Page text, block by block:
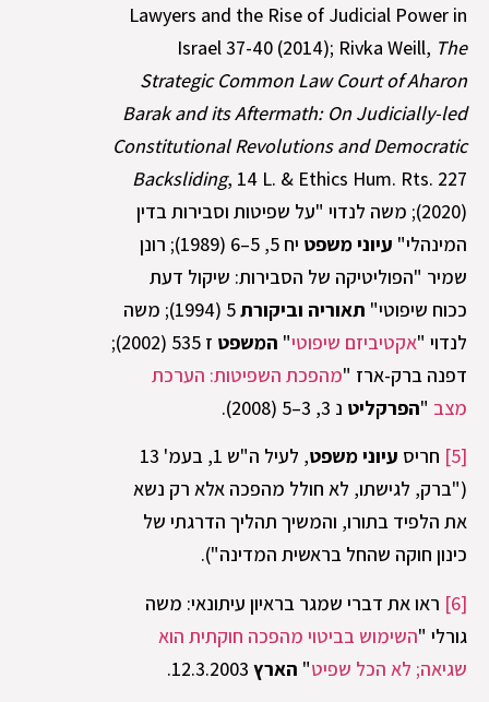
Lawyers and the Rise of Judicial Power in
Israel 37-40 (2014); Rivka Weill, The
Strategic Common Law Court of Aharon
Barak and its Aftermath: On Judicially-led
Constitutional Revolutions and Democratic
Backsliding, 14 L. & Ethics Hum. Rts. 227
(2020); משה לנדוי "על שפיטות וסבירות בדין
המינהלי" עיונימשפט
יח 5, 5–6 (1989); רונן
שמיר "הפוליטיקה של הסבירות: שיקול דעת
ככוח שיפוטי" תאוריה וביקורת
5 (1994); משה
לנדוי "אקטיביזם שיפוטי" המשפט
ז 535 (2002);
דפנה ברק-ארז "מהפכת השפיטות: הערכת
מצב "הפרקליט נ 3, 3–5 (2008).
[5]
חריס עיוני משפט
, לעיל ה"ש 1, בעמ' 13
("ברק, לגישתו, לא חולל מהפכה אלא רק נשא
את הלפיד בתורו, והמשיך תהליך הדרגתי של
כינון חוקה שהחל בראשית המדינה").
[6]
ראו את דברי שמגר בראיון עיתונאי: משה
גורלי "השימוש בביטוי מהפכה חוקתית הוא
שגיאה; לא הכל שפיט" הארץ